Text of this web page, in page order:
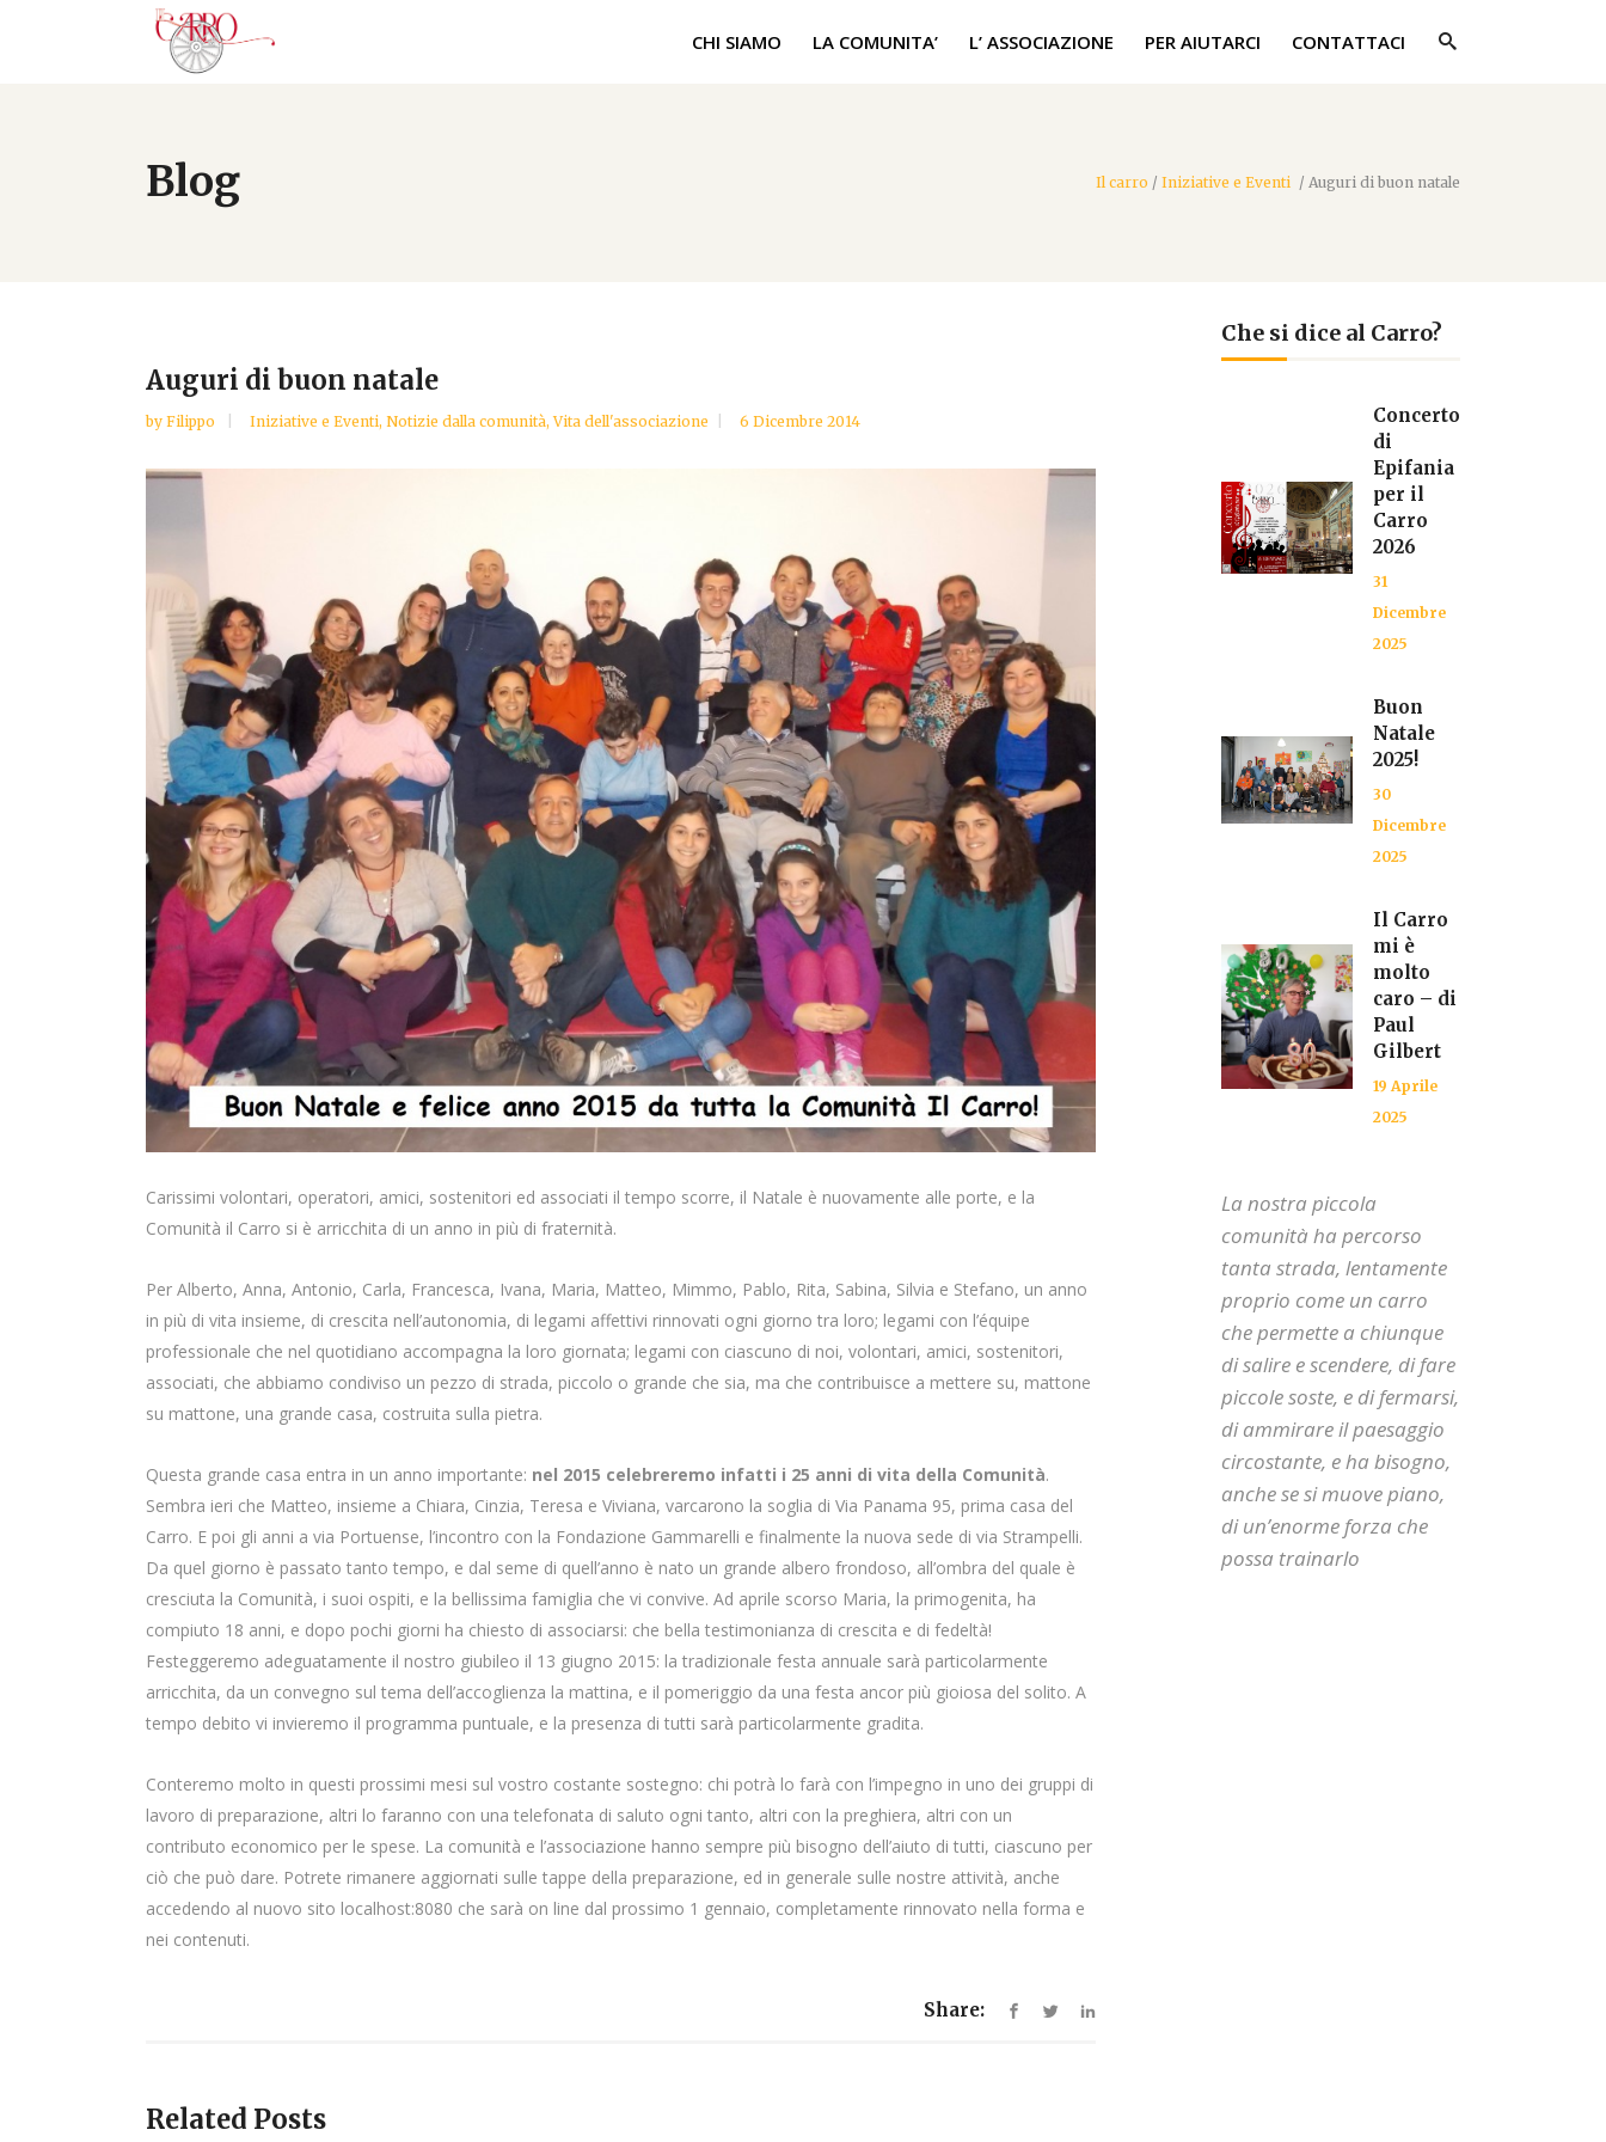
CHI SIAMO LA COMUNITA’ L’ ASSOCIAZIONE PER AIUTARCI CONTATTACI
Blog Il carro / Iniziative e Eventi / Auguri di buon natale
Auguri di buon natale
by Filippo Iniziative e Eventi, Notizie dalla comunità,Vita dell'associazione 6 Dicembre 2014
Carissimi volontari, operatori, amici, sostenitori ed associati il tempo scorre, il Natale è nuovamente alle porte, e la
Comunità il Carro si è arricchita di un anno in più di fraternità.
Per Alberto, Anna, Antonio, Carla, Francesca, Ivana, Maria, Matteo, Mimmo, Pablo, Rita, Sabina, Silvia e Stefano, un anno
in più di vita insieme, di crescita nell’autonomia, di legami affettivi rinnovati ogni giorno tra loro; legami con l’équipe
professionale che nel quotidiano accompagna la loro giornata; legami con ciascuno di noi, volontari, amici, sostenitori,
associati, che abbiamo condiviso un pezzo di strada, piccolo o grande che sia, ma che contribuisce a mettere su, mattone
su mattone, una grande casa, costruita sulla pietra.
Questa grande casa entra in un anno importante: nel 2015 celebreremo infatti i 25 anni di vita della Comunità.
Sembra ieri che Matteo, insieme a Chiara, Cinzia, Teresa e Viviana, varcarono la soglia di Via Panama 95, prima casa del
Carro. E poi gli anni a via Portuense, l’incontro con la Fondazione Gammarelli e finalmente la nuova sede di via Strampelli.
Da quel giorno è passato tanto tempo, e dal seme di quell’anno è nato un grande albero frondoso, all’ombra del quale è
cresciuta la Comunità, i suoi ospiti, e la bellissima famiglia che vi convive. Ad aprile scorso Maria, la primogenita, ha
compiuto 18 anni, e dopo pochi giorni ha chiesto di associarsi: che bella testimonianza di crescita e di fedeltà!
Festeggeremo adeguatamente il nostro giubileo il 13 giugno 2015: la tradizionale festa annuale sarà particolarmente
arricchita, da un convegno sul tema dell’accoglienza la mattina, e il pomeriggio da una festa ancor più gioiosa del solito. A
tempo debito vi invieremo il programma puntuale, e la presenza di tutti sarà particolarmente gradita.
Conteremo molto in questi prossimi mesi sul vostro costante sostegno: chi potrà lo farà con l’impegno in uno dei gruppi di
lavoro di preparazione, altri lo faranno con una telefonata di saluto ogni tanto, altri con la preghiera, altri con un
contributo economico per le spese. La comunità e l’associazione hanno sempre più bisogno dell’aiuto di tutti, ciascuno per
ciò che può dare. Potrete rimanere aggiornati sulle tappe della preparazione, ed in generale sulle nostre attività, anche
accedendo al nuovo sito localhost:8080 che sarà on line dal prossimo 1 gennaio, completamente rinnovato nella forma e
nei contenuti.
Share:
Related Posts
Che si dice al Carro?
Concerto
di
Epifania
per il
Carro
2026
31
Dicembre
2025
Buon
Natale
2025!
30
Dicembre
2025
Il Carro
mi è
molto
caro – di
Paul
Gilbert
19 Aprile
2025
La nostra piccola
comunità ha percorso
tanta strada, lentamente
proprio come un carro
che permette a chiunque
di salire e scendere, di fare
piccole soste, e di fermarsi,
di ammirare il paesaggio
circostante, e ha bisogno,
anche se si muove piano,
di un’enorme forza che
possa trainarlo